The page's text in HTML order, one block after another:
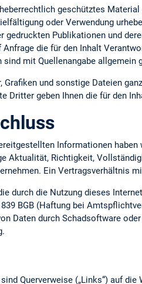
geschütztes
oder Verwendung
gedruckten Publikationen und
die für den Inhalt
sind mit Quellenangabe allgemein
Grafiken und sonstige Dateien
Dritter geben Ihnen die für den
Informationen
Aktualität, Richtigkeit,
Ein Vertragsverhältnis
durch die Nutzung dieses
BGB (Haftung bei
Daten durch Schadsoftware
Querverweise („Links“) auf